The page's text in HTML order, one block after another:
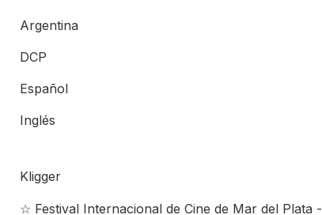
Argentina
DCP
Español
Inglés
Kligger
☆ Festival Internacional de Cine de Mar del Plata -